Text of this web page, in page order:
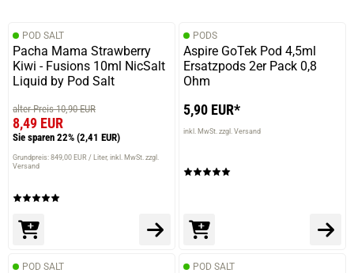
POD SALT
Pacha Mama Strawberry
Kiwi - Fusions 10ml NicSalt
Liquid by Pod Salt
alter Preis 10,90 EUR
8,49 EUR
Sie sparen 22% (2,41 EUR)
Grundpreis: 849,00 EUR / Liter inkl. MwSt. zzgl.
Versand
PODS
Aspire GoTek Pod 4,5ml
Ersatzpods 2er Pack 0,8
Ohm
5,90 EUR*
inkl. MwSt. zzgl. Versand
POD SALT POD SALT